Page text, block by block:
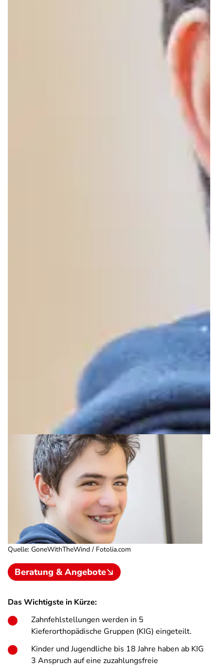
Quelle: GoneWithTheWind / Fotolia.com
Beratung & Angebote
Das Wichtigste in Kürze:
Zahnfehlstellungen werden in 5
Kieferorthopädische Gruppen (KIG) eingeteilt.
Kinder und Jugendliche bis 18 Jahre haben ab KIG
3 Anspruch auf eine zuzahlungsfreie